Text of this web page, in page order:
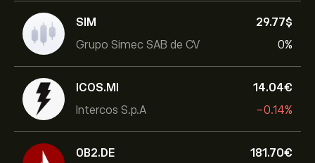
SIM
Grupo Simec SAB de CV
29.77‎$‎
0%
ICOS.MI
Intercos S.p.A
14.04‎€‎
-0.14%
0B2.DE
181.70‎€‎